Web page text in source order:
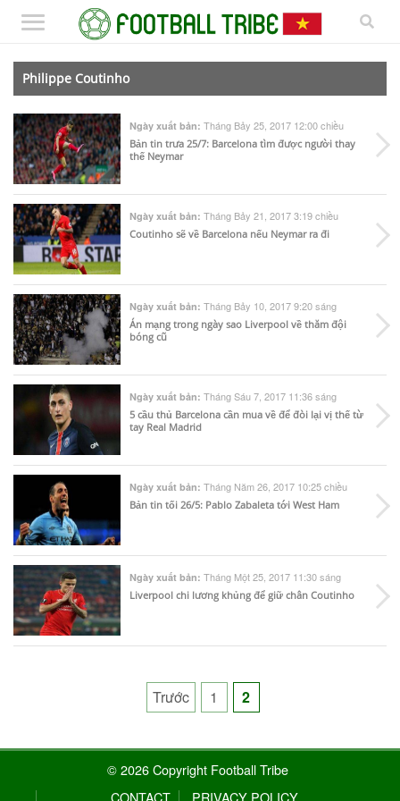
Philippe Coutinho
Ngày xuất bản: Tháng Bảy 25, 2017 12:00 chiều
Bản tin trưa 25/7: Barcelona tìm được người thay
thế Neymar
Ngày xuất bản: Tháng Bảy 21, 2017 3:19 chiều
Coutinho sẽ về Barcelona nếu Neymar ra đi
Ngày xuất bản: Tháng Bảy 10, 2017 9:20 sáng
Án mạng trong ngày sao Liverpool về thăm đội
bóng cũ
Ngày xuất bản: Tháng Sáu 7, 2017 11:36 sáng
5 cầu thủ Barcelona cần mua về để đòi lại vị thế từ
tay Real Madrid
Ngày xuất bản: Tháng Năm 26, 2017 10:25 chiều
Bản tin tối 26/5: Pablo Zabaleta tới West Ham
Ngày xuất bản: Tháng Một 25, 2017 11:30 sáng
Liverpool chi lương khủng để giữ chân Coutinho
Posts
pagination
Trước 1 2
© 2026 Copyright Football Tribe
CONTACT
PRIVACY POLICY